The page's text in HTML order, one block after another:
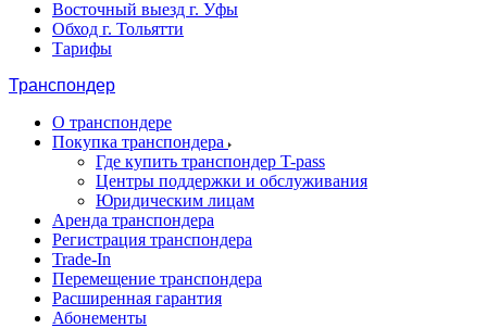
Восточный выезд г. Уфы
Обход г. Тольятти
Тарифы
Транспондер
О транспондере
Покупка транспондера
Где купить транспондер T-pass
Центры поддержки и обслуживания
Юридическим лицам
Аренда транспондера
Регистрация транспондера
Trade-In
Перемещение транспондера
Расширенная гарантия
Абонементы